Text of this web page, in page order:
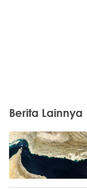
Berita Lainnya